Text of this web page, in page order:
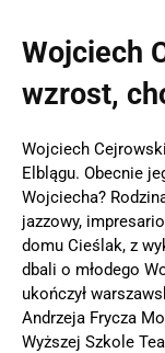
Wojciech
wzrost,
Wojciech
Elblągu. Obecnie
Wojciecha?
jazzowy,
domu Cieślak, z
dbali o młodego
ukończył
Andrzeja Frycza
Wyższej Szkole